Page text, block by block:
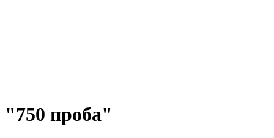
"750 проба"